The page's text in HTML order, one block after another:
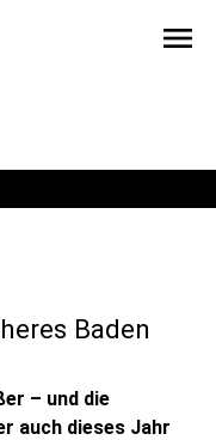
menu
Baden
– und die
auch dieses Jahr